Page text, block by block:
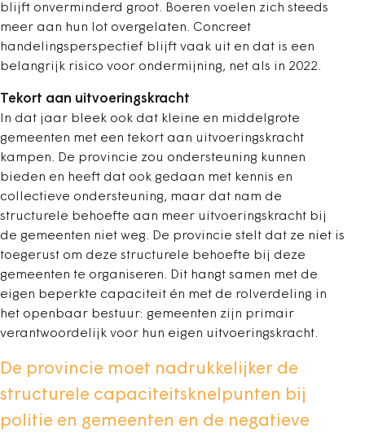
blijft onverminderd groot. Boeren voelen zich steeds
meer aan hun lot overgelaten. Concreet
handelingsperspectief blijft vaak uit en dat is een
belangrijk risico voor ondermijning, net als in 2022.
Tekort aan uitvoeringskracht
In dat jaar bleek ook dat kleine en middelgrote
gemeenten met een tekort aan uitvoeringskracht
kampen. De provincie zou ondersteuning kunnen
bieden en heeft dat ook gedaan met kennis en
collectieve ondersteuning, maar dat nam de
structurele behoefte aan meer uitvoeringskracht bij
de gemeenten niet weg. De provincie stelt dat ze niet is
toegerust om deze structurele behoefte bij deze
gemeenten te organiseren. Dit hangt samen met de
eigen beperkte capaciteit én met de rolverdeling in
het openbaar bestuur: gemeenten zijn primair
verantwoordelijk voor hun eigen uitvoeringskracht.
De provincie moet nadrukkelijker de
structurele capaciteitsknelpunten bij
politie en gemeenten en de negatieve